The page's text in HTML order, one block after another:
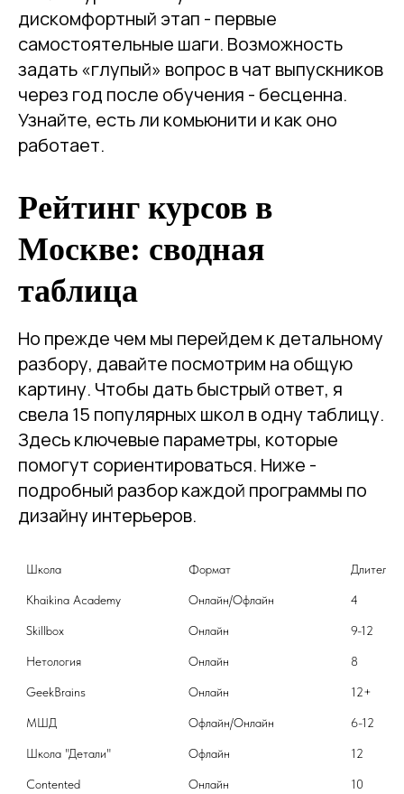
дискомфортный этап - первые
самостоятельные шаги. Возможность
задать «глупый» вопрос в чат выпускников
через год после обучения - бесценна.
Узнайте, есть ли комьюнити и как оно
работает.
Рейтинг курсов в
Москве: сводная
таблица
Но прежде чем мы перейдем к детальному
разбору, давайте посмотрим на общую
картину. Чтобы дать быстрый ответ, я
свела 15 популярных школ в одну таблицу.
Здесь ключевые параметры, которые
помогут сориентироваться. Ниже -
подробный разбор каждой программы по
дизайну интерьеров.
Школа Формат
Khaikina Academy Онлайн/Офлайн 4
Skillbox Онлайн 9-12
Нетология Онлайн 8
GeekBrains Онлайн 12+
МШД Офлайн/Онлайн 6-12
Школа "Детали" Офлайн 12
Contented Онлайн 10